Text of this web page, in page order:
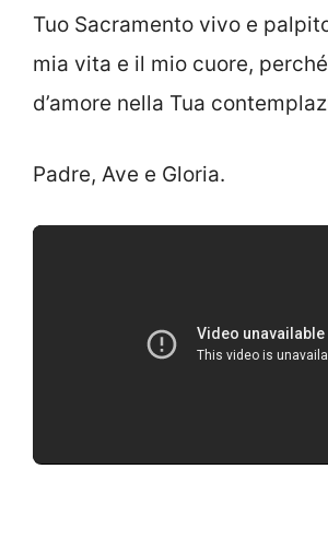
Tuo Sacramento vivo e
mia vita e il mio cuore,
d’amore nella Tua
Padre, Ave e Gloria.